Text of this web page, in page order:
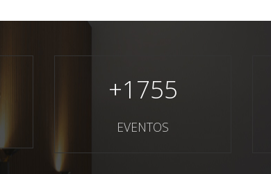
+1755
EVENTOS